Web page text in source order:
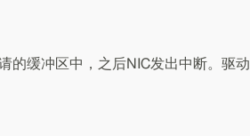
的缓冲区中，之后NIC发出中断。驱动